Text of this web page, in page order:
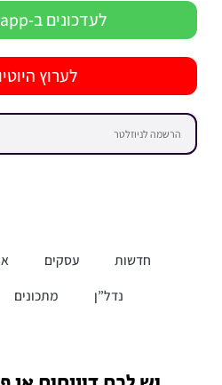
לעדכונים ב-Whatsapp
לערוץ
חדשות עסקים
נדל”ן
מתכונים